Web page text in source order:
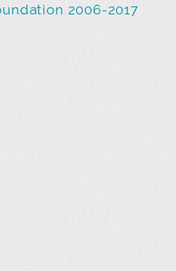
2006-2017